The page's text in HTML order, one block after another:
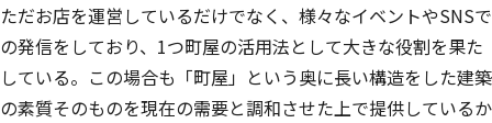
ただお店を運営しているだけでなく、様々なイベントやSNSで
の発信をしており、1つ町屋の活用法として大きな役割を果た
している。この場合も「町屋」という奥に長い構造をした建築
の素質そのものを現在の需要と調和させた上で提供しているか